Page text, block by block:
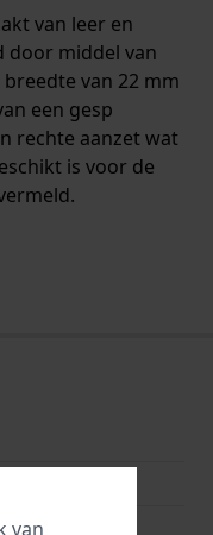
van leer en
door middel van
van 22 mm
een gesp
rechte aanzet wat
is voor de
van